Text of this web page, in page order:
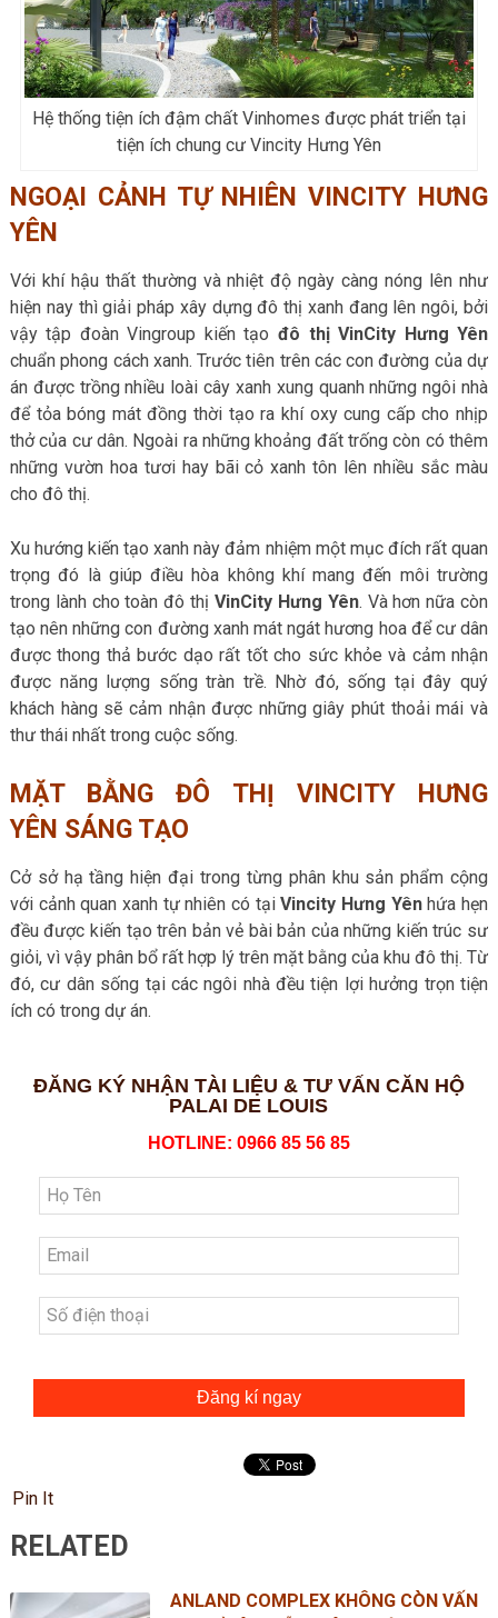
Hệ thống tiện ích đậm chất Vinhomes được phát triển tại
tiện ích chung cư Vincity Hưng Yên
NGOẠI CẢNH TỰ NHIÊN VINCITY HƯNG
YÊN
Với khí hậu thất thường và nhiệt độ ngày càng nóng lên như
hiện nay thì giải pháp xây dựng đô thị xanh đang lên ngôi, bởi
vậy tập đoàn Vingroup kiến tạo đô thị VinCity Hưng Yên
chuẩn phong cách xanh. Trước tiên trên các con đường của dự
án được trồng nhiều loài cây xanh xung quanh những ngôi nhà
để tỏa bóng mát đồng thời tạo ra khí oxy cung cấp cho nhịp
thở của cư dân. Ngoài ra những khoảng đất trống còn có thêm
những vườn hoa tươi hay bãi cỏ xanh tôn lên nhiều sắc màu
cho đô thị.
Xu hướng kiến tạo xanh này đảm nhiệm một mục đích rất quan
trọng đó là giúp điều hòa không khí mang đến môi trường
trong lành cho toàn đô thị VinCity Hưng Yên. Và hơn nữa còn
tạo nên những con đường xanh mát ngát hương hoa để cư dân
được thong thả bước dạo rất tốt cho sức khỏe và cảm nhận
được năng lượng sống tràn trề. Nhờ đó, sống tại đây quý
khách hàng sẽ cảm nhận được những giây phút thoải mái và
thư thái nhất trong cuộc sống.
MẶT BẰNG ĐÔ THỊ VINCITY HƯNG
YÊN SÁNG TẠO
Cở sở hạ tầng hiện đại trong từng phân khu sản phẩm cộng
với cảnh quan xanh tự nhiên có tạiVincity Hưng Yênhứa hẹn
đều được kiến tạo trên bản vẻ bài bản của những kiến trúc sư
giỏi, vì vậy phân bổ rất hợp lý trên mặt bằng của khu đô thị. Từ
đó, cư dân sống tại các ngôi nhà đều tiện lợi hưởng trọn tiện
ích có trong dự án.
ĐĂNG KÝ NHẬN TÀI LIỆU & TƯ VẤN CĂN HỘ
PALAI DE LOUIS
HOTLINE: 0966 85 56 85
Đăng kí ngay
Pin It
RELATED
ANLAND COMPLEX KHÔNG CÒN VẤN